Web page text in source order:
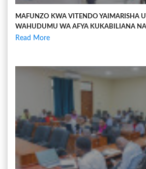
MAFUNZO KWA VITENDO YAIMARISHA
WAHUDUMU WA AFYA KUKABILIANA
Read More